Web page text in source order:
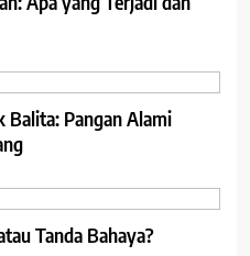
Balita: Pangan Alami
Tanda Bahaya?